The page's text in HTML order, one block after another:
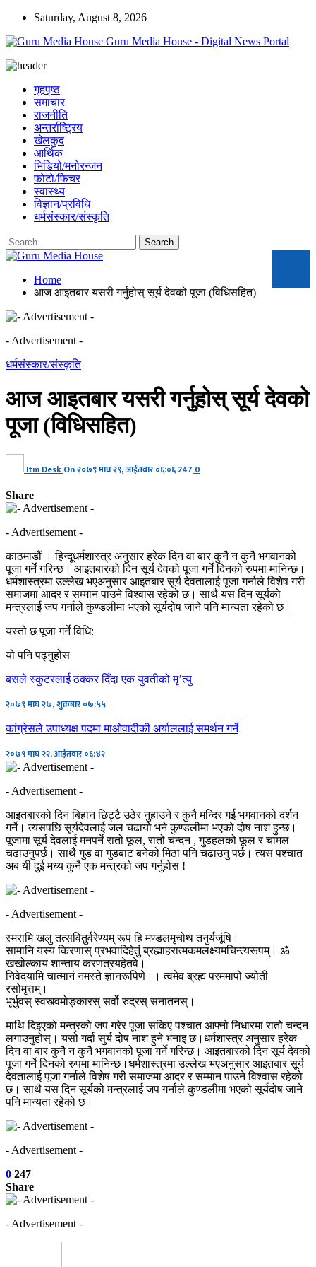
Saturday, August 8, 2026
Guru Media House - Digital News Portal
गृहपृष्ठ
समाचार
राजनीति
अन्तर्राष्ट्रिय
खेलकुद
आर्थिक
भिडियो/मनोरन्जन
फोटो/फिचर
स्वास्थ्य
विज्ञान/प्रविधि
धर्मसंस्कार/संस्कृति
Home
आज आइतबार यसरी गर्नुहोस् सूर्य देवको पूजा (विधिसहित)
- Advertisement -
धर्मसंस्कार/संस्कृति
आज आइतबार यसरी गर्नुहोस् सूर्य देवको
पूजा (विधिसहित)
Itm Desk On२०७९ माघ २९, आईतवार ०६:०६ 247 0
Share
- Advertisement -
काठमाडौं । हिन्दूधर्मशास्त्र अनुसार हरेक दिन वा बार कुनै न कुनै भगवानको
पूजा गर्ने गरिन्छ। आइतबारको दिन सूर्य देवको पूजा गर्ने दिनको रुपमा मानिन्छ।
धर्मशास्त्रमा उल्लेख भएअनुसार आइतबार सूर्य देवतालाई पूजा गर्नाले विशेष गरी
समाजमा आदर र सम्मान पाउने विश्वास रहेको छ। साथै यस दिन सूर्यको
मन्त्रलाई जप गर्नाले कुण्डलीमा भएको सूर्यदोष जाने पनि मान्यता रहेको छ।
यस्तो छ पूजा गर्ने विधि:
यो पनि पढ्नुहोस
बसले स्कुटरलाई ठक्कर दिँदा एक युवतीको मृ’त्यु
२०७९ माघ २७, शुक्रबार ०७:५५
कांग्रेसले उपाध्यक्ष पदमा माओवादीकी अर्याललाई समर्थन गर्ने
२०७९ माघ २२, आईतवार ०६:४२
- Advertisement -
आइतबारको दिन बिहान छिट्टै उठेर नुहाउने र कुनै मन्दिर गई भगवानको दर्शन
गर्ने। त्यसपछि सूर्यदेवलाई जल चढायो भने कुण्डलीमा भएको दोष नाश हुन्छ।
पूजामा सूर्य देवलाई मनपर्ने रातो फूल, रातो चन्दन , गुडहलको फूल र चामल
चढाउनुपर्छ। साथै गुड वा गुडबाट बनेको मिठा पनि चढाउनु पर्छ। त्यस पश्चात
अब यी दुई मध्य कुनै एक मन्त्रको जप गर्नुहोस !
- Advertisement -
स्मरामि खलु तत्सवितुर्वरेण्यम् रूपं हि मण्डलमृचोथ तनुर्यजूंषि।
सामानि यस्य किरणास् प्रभवादिहेतुं ब्रह्माहरात्मकमलक्ष्यमचिन्त्यरूपम्। ॐ
खखोल्काय शान्ताय करणत्रयहेतवे।
निवेदयामि चात्मानं नमस्ते ज्ञानरूपिणे।। त्वमेव ब्रह्म परममापो ज्योती
रसोमृत्तम्।
भूर्भुवस् स्वस्त्वमोङ्कारस् सर्वो रुद्रस् सनातनस्।
माथि दिइएको मन्त्रको जप गरेर पूजा सकिए पश्चात आफ्नो निधारमा रातो चन्दन
लगाउनुहोस्। यसो गर्दा सुर्य दोष नाश हुने भनाइ छ।धर्मशास्त्र अनुसार हरेक
दिन वा बार कुनै न कुनै भगवानको पूजा गर्ने गरिन्छ। आइतबारको दिन सूर्य देवको
पूजा गर्ने दिनको रुपमा मानिन्छ।धर्मशास्त्रमा उल्लेख भएअनुसार आइतबार सूर्य
देवतालाई पूजा गर्नाले विशेष गरी समाजमा आदर र सम्मान पाउने विश्वास रहेको
छ। साथै यस दिन सूर्यको मन्त्रलाई जप गर्नाले कुण्डलीमा भएको सूर्यदोष जाने
पनि मान्यता रहेको छ।
- Advertisement -
0 247
Share
- Advertisement -